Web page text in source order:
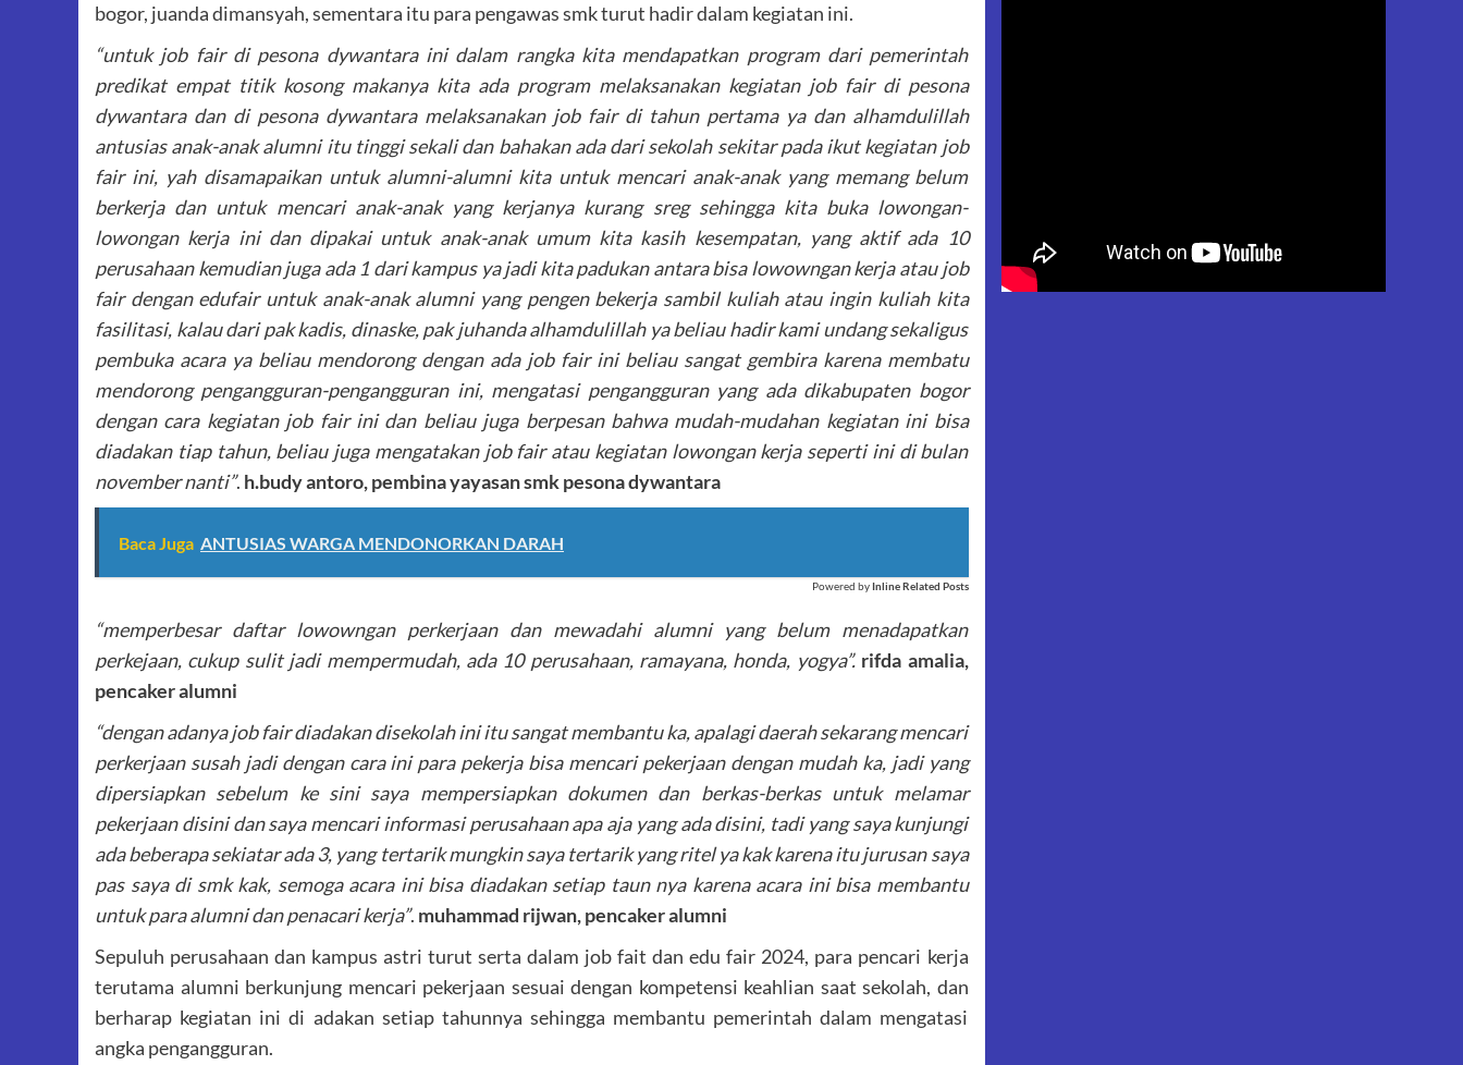
bogor, juanda dimansyah, sementara itu para pengawas smk turut hadir dalam kegiatan ini.
“untuk job fair di pesona dywantara ini dalam rangka kita mendapatkan program dari pemerintah
predikat empat titik kosong makanya kita ada program melaksanakan kegiatan job fair di pesona
dywantara dan di pesona dywantara melaksanakan job fair di tahun pertama ya dan alhamdulillah
antusias anak-anak alumni itu tinggi sekali dan bahakan ada dari sekolah sekitar pada ikut kegiatan job
fair ini, yah disamapaikan untuk alumni-alumni kita untuk mencari anak-anak yang memang belum
berkerja dan untuk mencari anak-anak yang kerjanya kurang sreg sehingga kita buka lowongan-
lowongan kerja ini dan dipakai untuk anak-anak umum kita kasih kesempatan, yang aktif ada 10
perusahaan kemudian juga ada 1 dari kampus ya jadi kita padukan antara bisa lowowngan kerja atau job
fair dengan edufair untuk anak-anak alumni yang pengen bekerja sambil kuliah atau ingin kuliah kita
fasilitasi, kalau dari pak kadis, dinaske, pak juhanda alhamdulillah ya beliau hadir kami undang sekaligus
pembuka acara ya beliau mendorong dengan ada job fair ini beliau sangat gembira karena membatu
mendorong pengangguran-pengangguran ini, mengatasi pengangguran yang ada dikabupaten bogor
dengan cara kegiatan job fair ini dan beliau juga berpesan bahwa mudah-mudahan kegiatan ini bisa
diadakan tiap tahun, beliau juga mengatakan job fair atau kegiatan lowongan kerja seperti ini di bulan
november nanti”. h.budy antoro, pembina yayasan smk pesona dywantara
Baca Juga ANTUSIAS WARGA MENDONORKAN DARAH
Powered by Inline Related Posts
“memperbesar daftar lowowngan perkerjaan dan mewadahi alumni yang belum menadapatkan
perkejaan, cukup sulit jadi mempermudah, ada 10 perusahaan, ramayana, honda, yogya”. rifda amalia,
pencaker alumni
“dengan adanya job fair diadakan disekolah ini itu sangat membantu ka, apalagi daerah sekarang mencari
perkerjaan susah jadi dengan cara ini para pekerja bisa mencari pekerjaan dengan mudah ka, jadi yang
dipersiapkan sebelum ke sini saya mempersiapkan dokumen dan berkas-berkas untuk melamar
pekerjaan disini dan saya mencari informasi perusahaan apa aja yang ada disini, tadi yang saya kunjungi
ada beberapa sekiatar ada 3, yang tertarik mungkin saya tertarik yang ritel ya kak karena itu jurusan saya
pas saya di smk kak, semoga acara ini bisa diadakan setiap taun nya karena acara ini bisa membantu
untuk para alumni dan penacari kerja”. muhammad rijwan, pencaker alumni
Sepuluh perusahaan dan kampus astri turut serta dalam job fait dan edu fair 2024, para pencari kerja
terutama alumni berkunjung mencari pekerjaan sesuai dengan kompetensi keahlian saat sekolah, dan
berharap kegiatan ini di adakan setiap tahunnya sehingga membantu pemerintah dalam mengatasi
angka pengangguran.